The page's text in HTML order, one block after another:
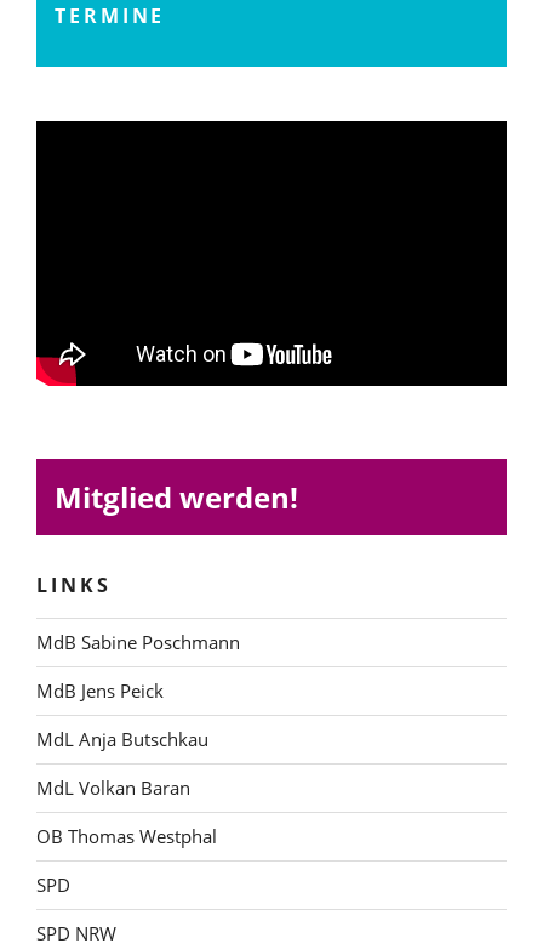
TERMINE
Mitglied werden!
LINKS
MdB Sabine Poschmann
MdB Jens Peick
MdL Anja Butschkau
MdL Volkan Baran
OB Thomas Westphal
SPD
SPD NRW